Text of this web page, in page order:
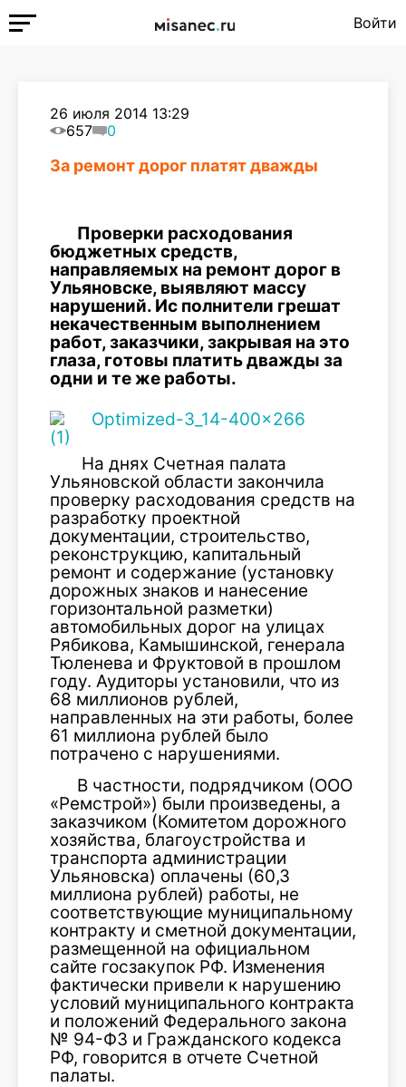
Войти
26 июля 2014 13:29
657
0
За ремонт дорог платят дважды
Проверки расходования
бюджетных средств,
направляемых на ремонт дорог в
Ульяновске, выявляют массу
нарушений. Ис полнители грешат
некачественным выполнением
работ, заказчики, закрывая на это
глаза, готовы платить дважды за
одни и те же работы.
На днях Счетная палата
Ульяновской области закончила
проверку расходования средств на
разработку проектной
документации, строительство,
реконструкцию, капитальный
ремонт и содержание (установку
дорожных знаков и нанесение
горизонтальной разметки)
автомобильных дорог на улицах
Рябикова, Камышинской, генерала
Тюленева и Фруктовой в прошлом
году. Аудиторы установили, что из
68 миллионов рублей,
направленных на эти работы, более
61 миллиона рублей было
потрачено с нарушениями.
В частности, подрядчиком (ООО
«Ремстрой») были произведены, а
заказчиком (Комитетом дорожного
хозяйства, благоустройства и
транспорта администрации
Ульяновска) оплачены (60,3
миллиона рублей) работы, не
соответствующие муниципальному
контракту и сметной документации,
размещенной на официальном
сайте госзакупок РФ. Изменения
фактически привели к нарушению
условий муниципального контракта
и положений Федерального закона
№ 94-ФЗ и Гражданского кодекса
РФ, говорится в отчете Счетной
палаты.